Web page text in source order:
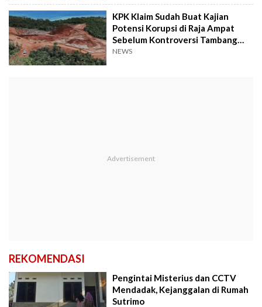
KPK Klaim Sudah Buat Kajian
Potensi Korupsi di Raja Ampat
Sebelum Kontroversi Tambang
Nikel
NEWS
REKOMENDASI
Pengintai Misterius dan CCTV
Mendadak, Kejanggalan di Rumah
Sutrimo